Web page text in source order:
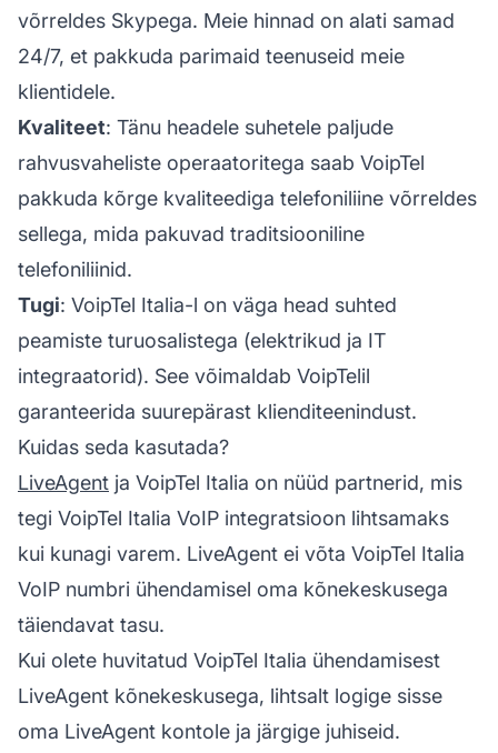
võrreldes Skypega. Meie hinnad on alati samad
24/7, et pakkuda parimaid teenuseid meie
klientidele.
Kvaliteet: Tänu headele suhetele paljude
rahvusvaheliste operaatoritega saab VoipTel
pakkuda kõrge kvaliteediga telefoniliine võrreldes
sellega, mida pakuvad traditsiooniline
telefoniliinid.
Tugi: VoipTel Italia-l on väga head suhted
peamiste turuosalistega (elektrikud ja IT
integraatorid). See võimaldab VoipTelil
garanteerida suurepärast klienditeenindust.
Kuidas seda kasutada?
LiveAgent ja VoipTel Italia on nüüd partnerid, mis
tegi VoipTel Italia VoIP integratsioon lihtsamaks
kui kunagi varem. LiveAgent ei võta VoipTel Italia
VoIP numbri ühendamisel oma kõnekeskusega
täiendavat tasu.
Kui olete huvitatud VoipTel Italia ühendamisest
LiveAgent kõnekeskusega, lihtsalt logige sisse
oma LiveAgent kontole ja järgige juhiseid.